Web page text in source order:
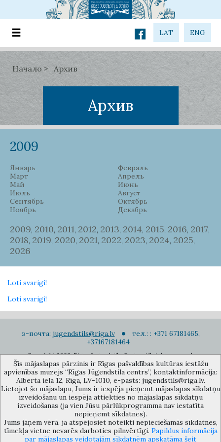
LAT ENG
Начало Архив
Архив
2009
Январь
Февраль
Март
Апрель
Май
Июнь
Июль
Август
Сентябрь
Октябрь
Ноябрь
Декабрь
2009, 2010, 2011, 2012, 2013, 2014, 2015, 2016, 2017,
2018, 2019, 2020, 2021, 2022, 2023, 2024, 2025,
2026
Loti svarigi!
Loti svarigi!
э-почта: jugendstils@riga.lv
тел.: : +371 67181465,
+37167181464
Copyright 2022. Rigas Jugendstila Centrs. All right reserved.
Подписаться на новости
Музей объединения культурных учереждений Рижского
самоуправления «Рижский центр югендстиля», улица Альберта 12,
Рига, LV 1010, Латвия (дверной код: 12), jugendstils@riga.lv
Šīs mājaslapas pārzinis ir Rīgas pašvaldības kultūras iestāžu
apvienības muzejs “Rīgas Jūgendstila centrs”, kontaktinformācija:
Alberta iela 12, Rīga, LV-1010, e-pasts: jugendstils@riga.lv.
Lietojot šo mājaslapu, Jums ir iespēja pieņemt mājaslapas sīkdatņu
izveidošanu un iespēja attiekties no mājaslapas sīkdatņu
izveidošanas (ja vien Jūsu pārlūkprogramma nav iestatīta
nepieņemt sīkdatnes).
Jums jāņem vērā, ja atspējosiet noteikti nepieciešamās sīkdatnes,
tīmekļa vietne nevarēs darboties pilnvērtīgi. Papildus informācija
par mājaslapas veidotajām sīkdatnēm apskatāma šeit